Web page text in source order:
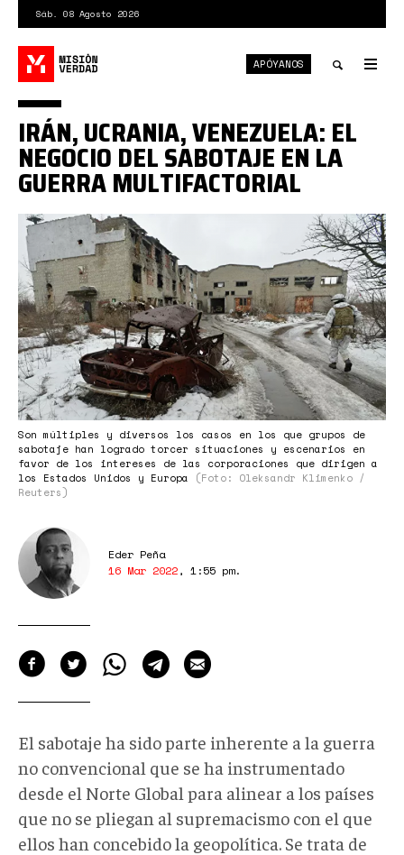
contenido
principal
Sáb. 08 Agosto 2026
search
APÓYANOS
sabotaje000.png
Son múltiples y diversos los casos en los que grupos de
sabotaje han logrado torcer situaciones y escenarios en
favor de los intereses de las corporaciones que dirigen a
los Estados Unidos y Europa
(Foto: Oleksandr Klimenko /
Reuters)
IRÁN, UCRANIA, VENEZUELA: EL
NEGOCIO DEL SABOTAJE EN LA
GUERRA MULTIFACTORIAL
Eder Peña
16 Mar 2022, 1:55 pm.
El sabotaje ha sido parte inherente a la guerra
no convencional que se ha instrumentado
desde el Norte Global para alinear a los países
que no se pliegan al supremacismo con el que
ellos han concebido la geopolítica. Se trata de